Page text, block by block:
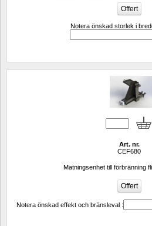
Notera önskad storlek i
Art. nr.
CEF680
Matningsenhet till förbränning
Notera önskad effekt och bränsleval :